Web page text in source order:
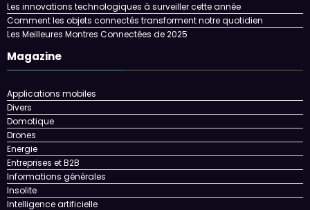
Les innovations technologiques à surveiller cette année
Comment les objets connectés transforment notre quotidien
Les Meilleures Montres Connectées de 2025
Magazine
Applications mobiles
Divers
Domotique
Drones
Energie
Entreprises et B2B
Informations générales
Insolite
Intelligence artificielle